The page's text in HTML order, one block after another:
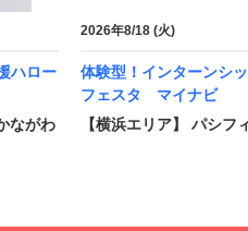
ハロー
ながわ
2026年8/18 (火)
体験型！インターンシ
フェスタ マイナビ
【横浜エリア】 パシフ